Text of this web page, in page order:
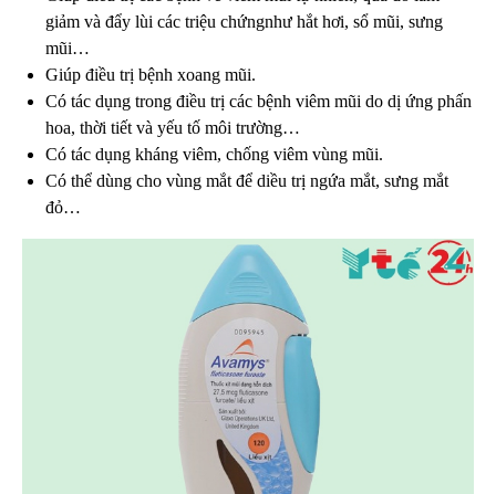
giảm và đẩy lùi các triệu chứngnhư hắt hơi, sổ mũi, sưng
mũi…
Giúp điều trị bệnh xoang mũi.
Có tác dụng trong điều trị các bệnh viêm mũi do dị ứng phấn
hoa, thời tiết và yếu tố môi trường…
Có tác dụng kháng viêm, chống viêm vùng mũi.
Có thể dùng cho vùng mắt để diều trị ngứa mắt, sưng mắt
đỏ…